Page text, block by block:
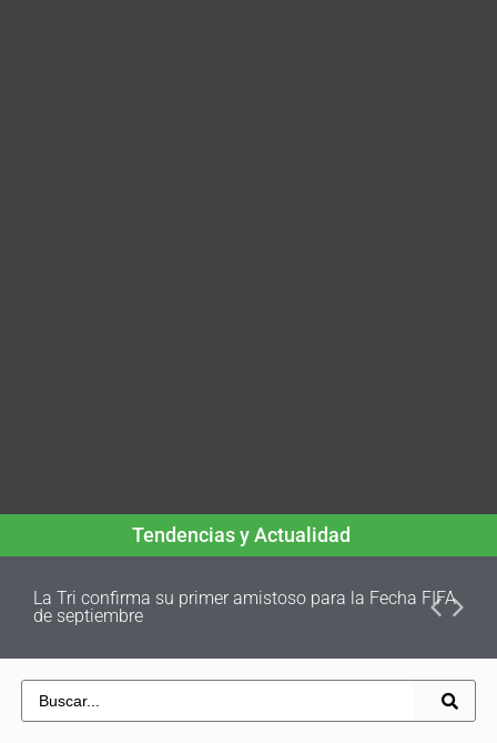
Tendencias y Actualidad
La Tri confirma su primer amistoso para la Fecha FIFA
de septiembre